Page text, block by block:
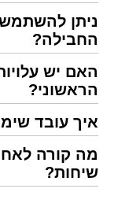
ניתן
החבילה?
האם יש
הראשוני?
איך עובד
מה קורה
שיחות?